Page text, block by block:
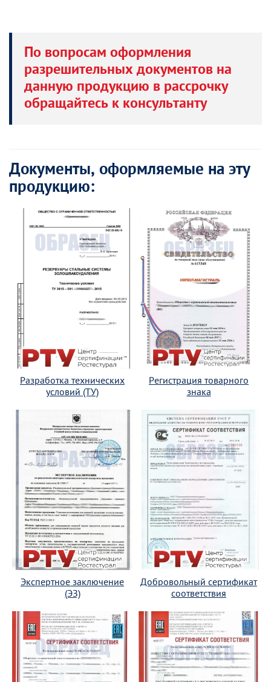
По вопросам оформления
разрешительных документов на
данную продукцию в рассрочку
обращайтесь к консультанту
Документы, оформляемые на эту
продукцию:
Разработка технических
условий (ТУ)
Регистрация товарного
знака
Экспертное заключение
(ЭЗ)
Добровольный сертификат
соответствия